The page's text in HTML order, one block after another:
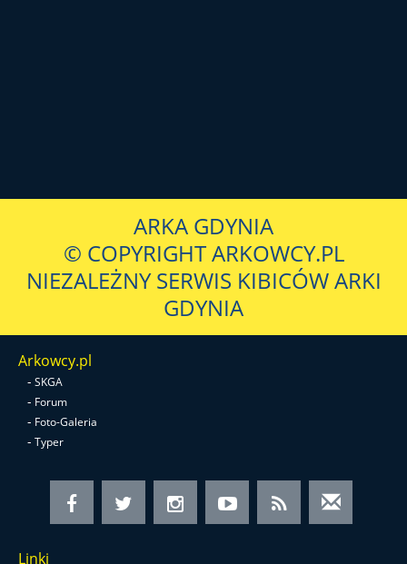
ARKA GDYNIA
© COPYRIGHT ARKOWCY.PL
NIEZALEŻNY SERWIS KIBICÓW ARKI
GDYNIA
Arkowcy.pl
- SKGA
- Forum
- Foto-Galeria
- Typer
Linki